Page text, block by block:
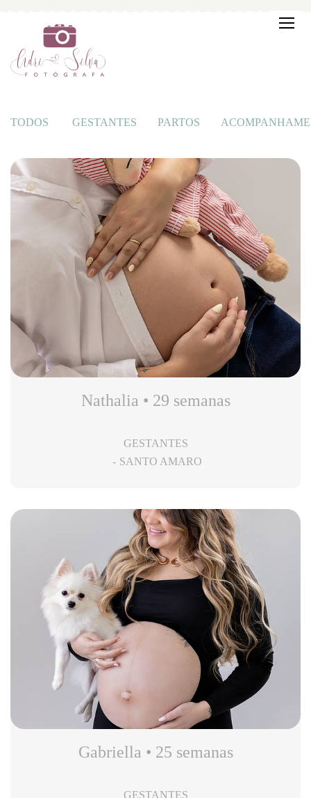
TODOS GESTANTES PARTOS
Nathalia • 29 semanas
GESTANTES
SANTO AMARO
Gabriella • 25 semanas
GESTANTES